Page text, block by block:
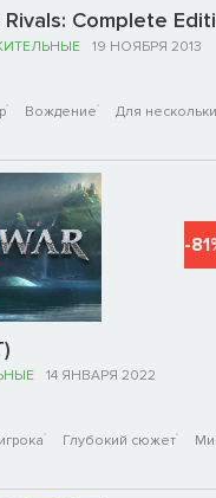
Complete
19 НОЯБРЯ 2013
Вождение
Для
14 ЯНВАРЯ 2022
Глубокий сюжет
-